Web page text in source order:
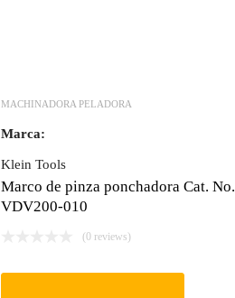
MACHINADORA PELADORA
Marca:
Klein Tools
Marco de pinza ponchadora Cat. No.
VDV200-010
(0 reviews)